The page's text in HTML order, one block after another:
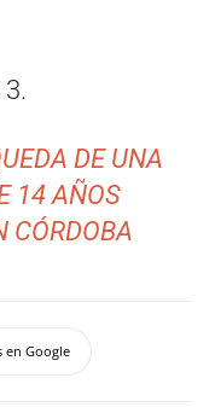
DE UNA
14 AÑOS
CÓRDOBA
en Google